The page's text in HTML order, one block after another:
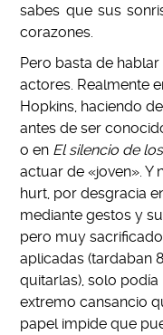
sabes que sus
corazones.
Pero basta de
actores. Realmente
Hopkins, haciendo
antes de ser
o en El silencio de
actuar de «joven». Y
hurt, por desgracia
mediante gestos y
pero muy
aplicadas (tardaban
quitarlas), solo
extremo cansancio
papel impide que